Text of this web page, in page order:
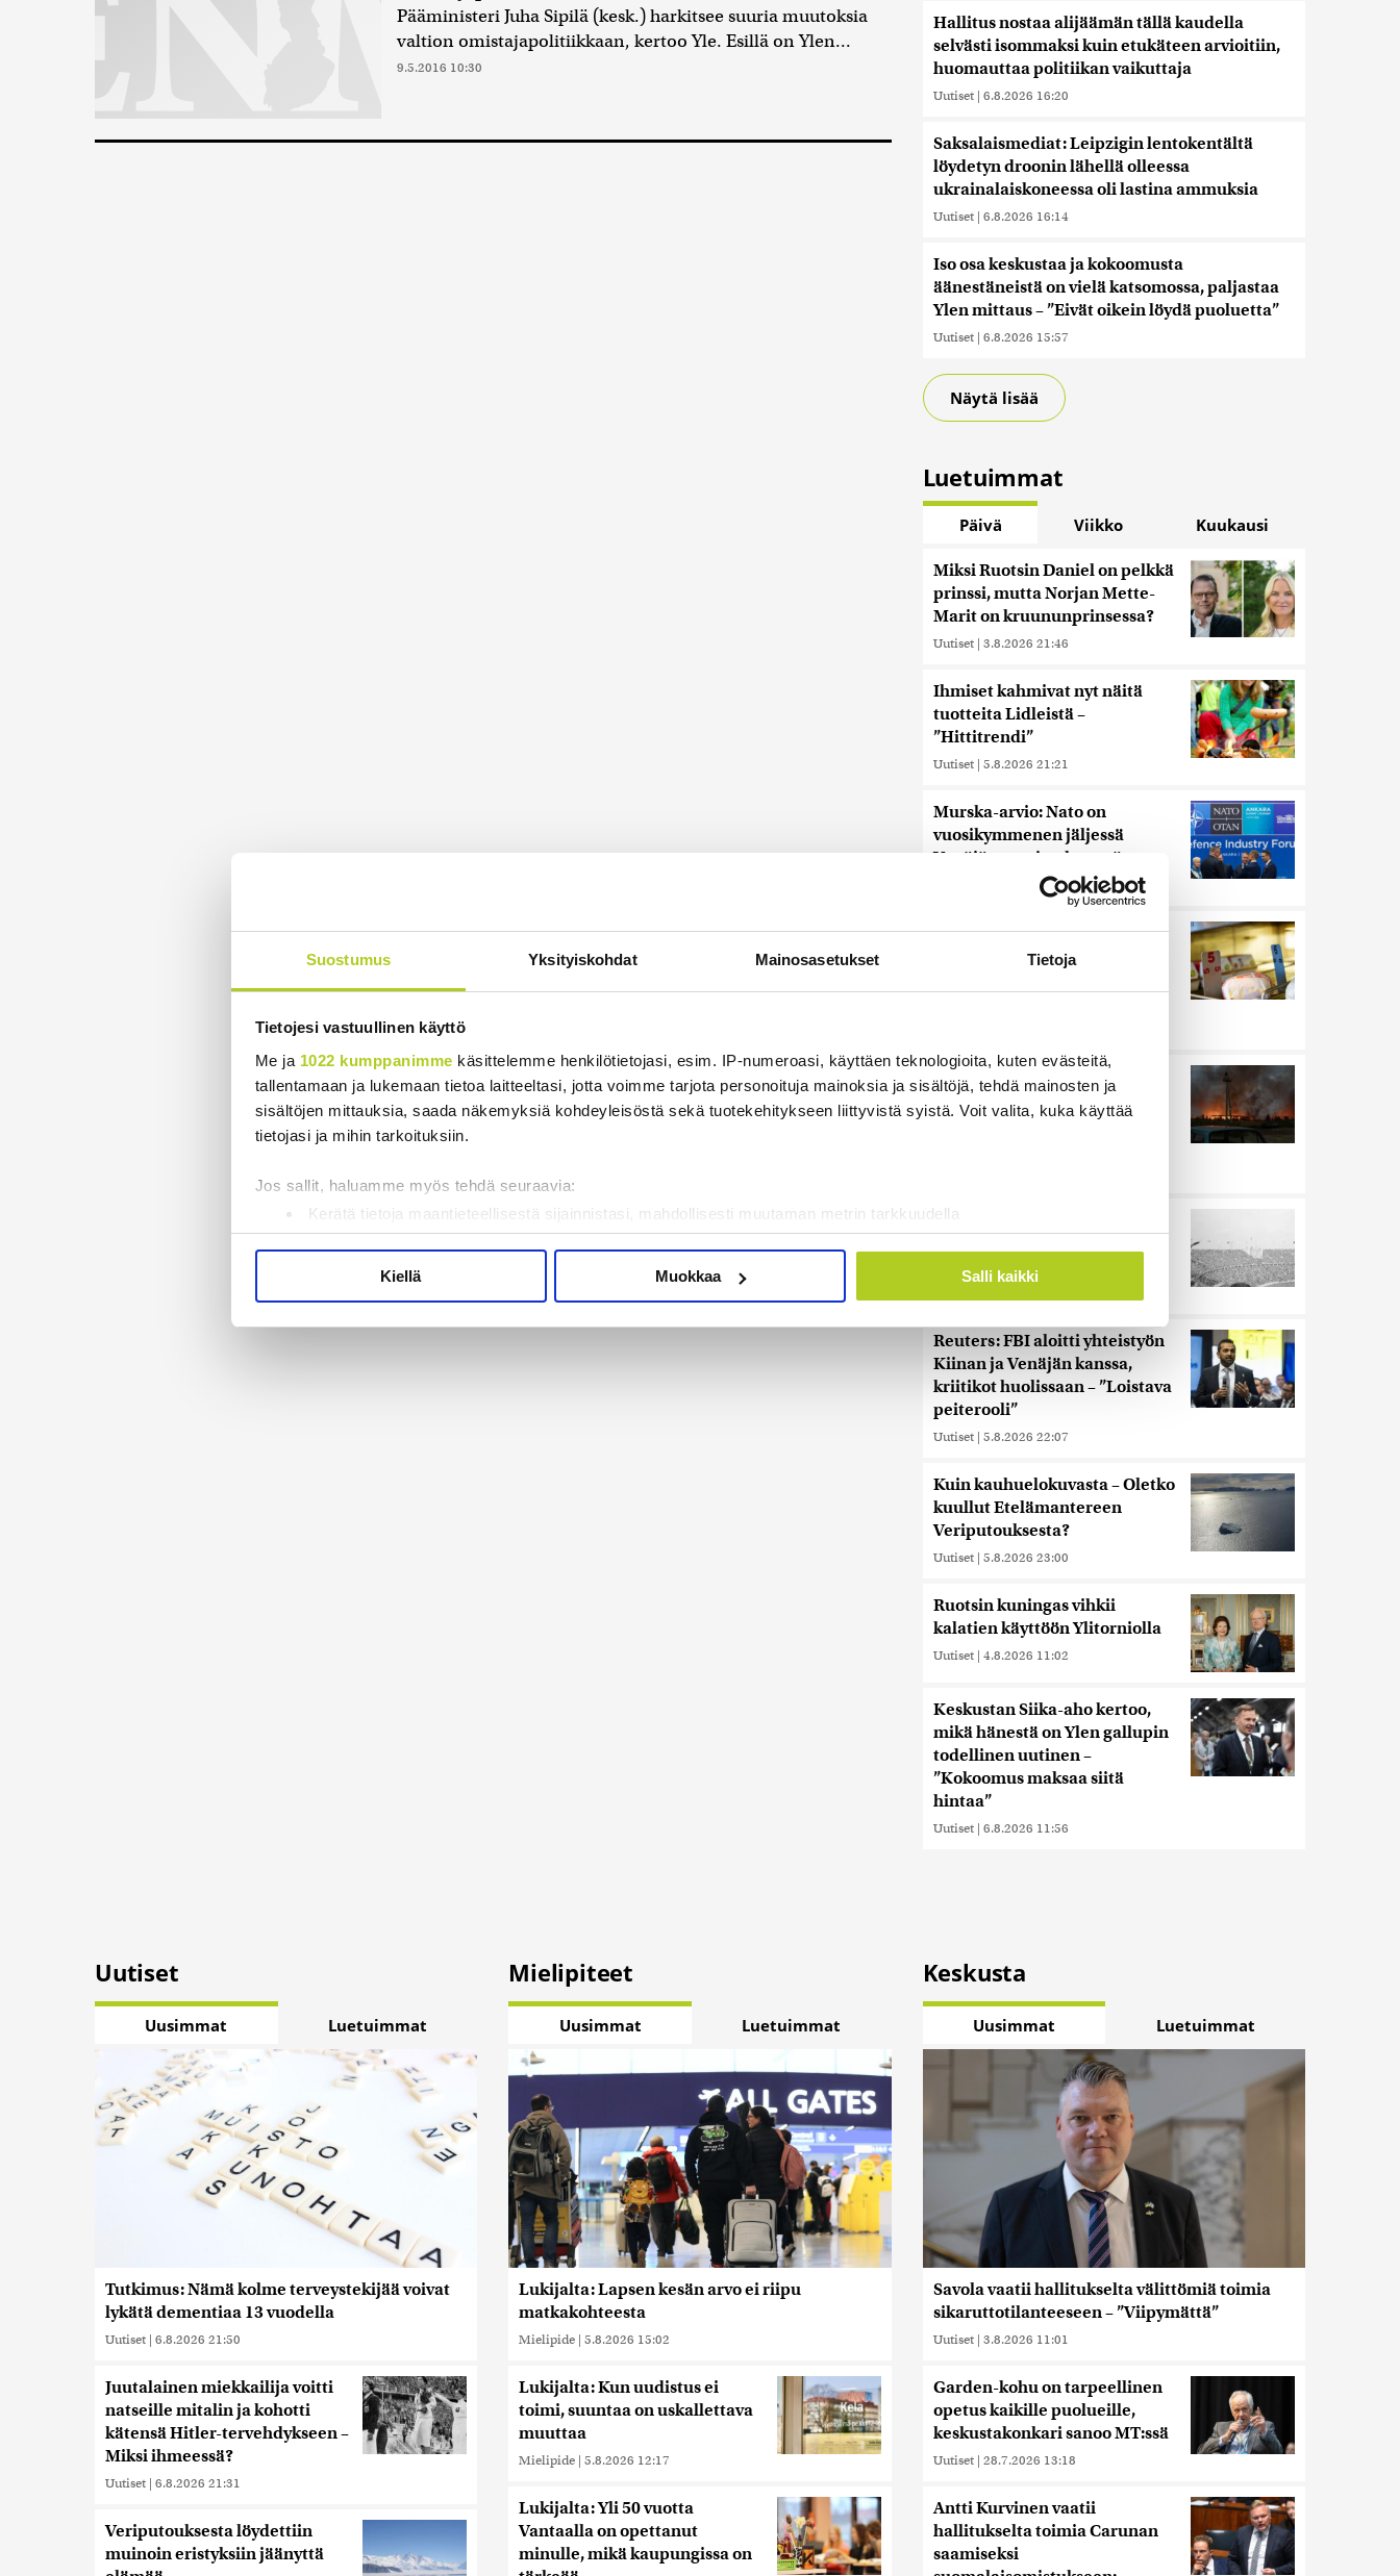
Suostumus Yksityiskohdat Mainosasetukset Tietoja
Tietojesi vastuullinen käyttö
Me ja 1022 kumppanimme käsittelemme henkilötietojasi, esim. IP-numeroasi, käyttäen teknologioita, kuten evästeitä,
tallentamaan ja lukemaan tietoa laitteeltasi, jotta voimme tarjota personoituja mainoksia ja sisältöjä, tehdä mainosten ja
sisältöjen mittauksia, saada näkemyksiä kohdeyleisöstä sekä tuotekehitykseen liittyvistä syistä. Voit valita, kuka käyttää
tietojasi ja mihin tarkoituksiin.
Jos sallit, haluamme myös tehdä seuraavia:
Kerätä tietoja maantieteellisestä sijainnistasi, mahdollisesti muutaman metrin tarkkuudella
Tunnistaa laitteesi skannaamalla sen ominaispiirteitä aktiivisesti (sormenjäljen muodostaminen)
Lue lisää siitä, miten henkilötietojasi käsitellään ja miten voit määrittää asetuksesi
. Voit muuttaa
Käytämme evästeitä tarjoamamme sisällön ja mainosten räätälöimiseen, sosiaalisen median ominaisuuksien tukemiseen
ja kävijämäärämme analysoimiseen. Lisäksi jaamme sosiaalisen median, mainosalan ja analytiikka-alan
kumppaneillemme tietoja siitä, miten käytät sivustoamme. Kumppanimme voivat yhdistää näitä tietoja muihin tietoihin, joita
olet antanut heille tai joita on kerätty, kun olet käyttänyt heidän palvelujaan. Tietoja saatetaan myös siirtää ulkomaille.
Kiellä Muokkaa Salli kaikki
Pääministeri Juha Sipilä (kesk.) harkitsee suuria muutoksia
valtion omistajapolitiikkaan, kertoo Yle. Esillä on Ylen...
9.5.2016 10:30
Hallitus nostaa alijäämän tällä kaudella
selvästi isommaksi kuin etukäteen arvioitiin,
huomauttaa politiikan vaikuttaja
Uutiset | 6.8.2026 16:20
Saksalaismediat: Leipzigin lentokentältä
löydetyn droonin lähellä olleessa
ukrainalaiskoneessa oli lastina ammuksia
Uutiset | 6.8.2026 16:14
Iso osa keskustaa ja kokoomusta
äänestäneistä on vielä katsomossa, paljastaa
Ylen mittaus – ”Eivät oikein löydä puoluetta”
Uutiset | 6.8.2026 15:57
Näytä lisää
Luetuimmat
Päivä Viikko Kuukausi
Miksi Ruotsin Daniel on pelkkä
prinssi, mutta Norjan Mette-
Marit on kruununprinsessa?
Uutiset | 3.8.2026 21:46
Ihmiset kahmivat nyt näitä
tuotteita Lidleistä –
”Hittitrendi”
Uutiset | 5.8.2026 21:21
Murska-arvio: Nato on
vuosikymmenen jäljessä
Venäjän suorituskyvystä
5.8.2026 22:15
Nämä ihmiset sairastuvat
muita herkemmin sydän- ja
Ukrainan mukaan yhtään
Venäjän ohjusta ei kyetty
pudottamaan iskussa, jossa
Harva tajusi Hitlerin
alla kyti
Reuters: FBI aloitti yhteistyön
Kiinan ja Venäjän kanssa,
kriitikot huolissaan – ”Loistava
peiterooli”
Uutiset | 5.8.2026 22:07
Kuin kauhuelokuvasta – Oletko
kuullut Etelämantereen
Veriputouksesta?
Uutiset | 5.8.2026 23:00
Ruotsin kuningas vihkii
kalatien käyttöön Ylitorniolla
Uutiset | 4.8.2026 11:02
Keskustan Siika-aho kertoo,
mikä hänestä on Ylen gallupin
todellinen uutinen –
”Kokoomus maksaa siitä
hintaa”
Uutiset | 6.8.2026 11:56
Uutiset
Uusimmat Luetuimmat
Tutkimus: Nämä kolme terveystekijää voivat
lykätä dementiaa 13 vuodella
Uutiset | 6.8.2026 21:50
Juutalainen miekkailija voitti
natseille mitalin ja kohotti
kätensä Hitler-tervehdykseen –
Miksi ihmeessä?
Uutiset | 6.8.2026 21:31
Veriputouksesta löydettiin
muinoin eristyksiin jäänyttä
Mielipiteet
Uusimmat Luetuimmat
Lukijalta: Lapsen kesän arvo ei riipu
matkakohteesta
Mielipide | 5.8.2026 15:02
Lukijalta: Kun uudistus ei
toimi, suuntaa on uskallettava
muuttaa
Mielipide | 5.8.2026 12:17
Lukijalta: Yli 50 vuotta
Vantaalla on opettanut
minulle, mikä kaupungissa on
Keskusta
Uusimmat Luetuimmat
Savola vaatii hallitukselta välittömiä toimia
sikaruttotilanteeseen – ”Viipymättä”
Uutiset | 3.8.2026 11:01
Garden-kohu on tarpeellinen
opetus kaikille puolueille,
keskustakonkari sanoo MT:ssä
Uutiset | 28.7.2026 13:18
Antti Kurvinen vaatii
hallitukselta toimia Carunan
saamiseksi